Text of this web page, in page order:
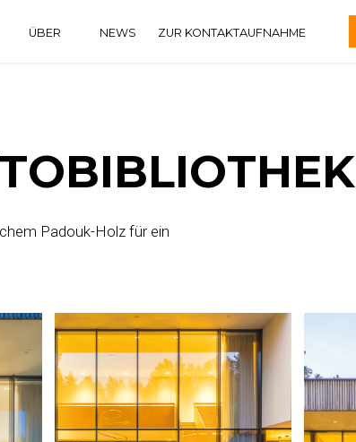
ÜBER
NEWS ZUR KONTAKTAUFNAHME
Padouk-Holz für ein